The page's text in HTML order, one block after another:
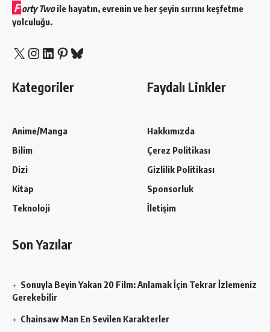
F orty Twoile hayatın, evrenin ve her şeyin sırrını keşfetme
yolculuğu.
X Instagram
LinkedIn
Pinterest
Bluesky
Kategoriler
Anime/Manga
Bilim
Dizi
Kitap
Teknoloji
Faydalı Linkler
Hakkımızda
Çerez Politikası
Gizlilik Politikası
Sponsorluk
İletişim
Son Yazılar
Sonuyla Beyin Yakan 20 Film: Anlamak İçin Tekrar İzlemeniz
Gerekebilir
Chainsaw Man En Sevilen Karakterler